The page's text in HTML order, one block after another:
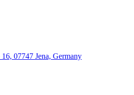
07747 Jena, Germany